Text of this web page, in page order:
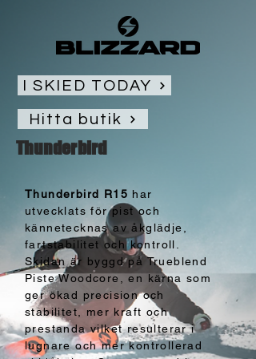
I SKIED TODAY
Hitta butik
Thunderbird
Thunderbird R15 har
utvecklats för pist och
kännetecknas av åkglädje,
fartstabilitet och kontroll.
Skidan är byggd på Trueblend
Piste Woodcore, en kärna som
ger ökad precision och
stabilitet, mer kraft och
prestanda vilket resulterar i
lugnare och mer kontrollerad